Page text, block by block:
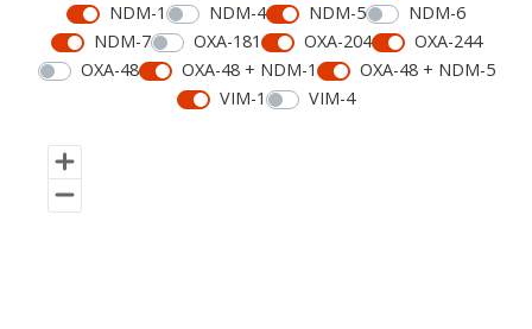
NDM-1
NDM-4 NDM-5
NDM-6
NDM-7
OXA-181 OXA-204
OXA-244
OXA-48
OXA-48 + NDM-1
OXA-48 + NDM-5
VIM-1
VIM-4